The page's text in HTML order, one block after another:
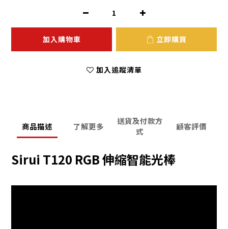
加入購物車 立即購買
加入追蹤清單
商品描述 了解更多
送貨及付款方
式
顧客評價
Sirui T120 RGB 伸縮智能光棒